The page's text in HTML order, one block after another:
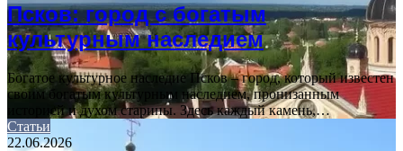
Псков: город с богатым
культурным наследием
Богатое культурное наследие Псков – город, который известен
своим богатым культурным наследием, пронизанным
историей и духом старины. Здесь каждый камень,…
Статьи
22.06.2026